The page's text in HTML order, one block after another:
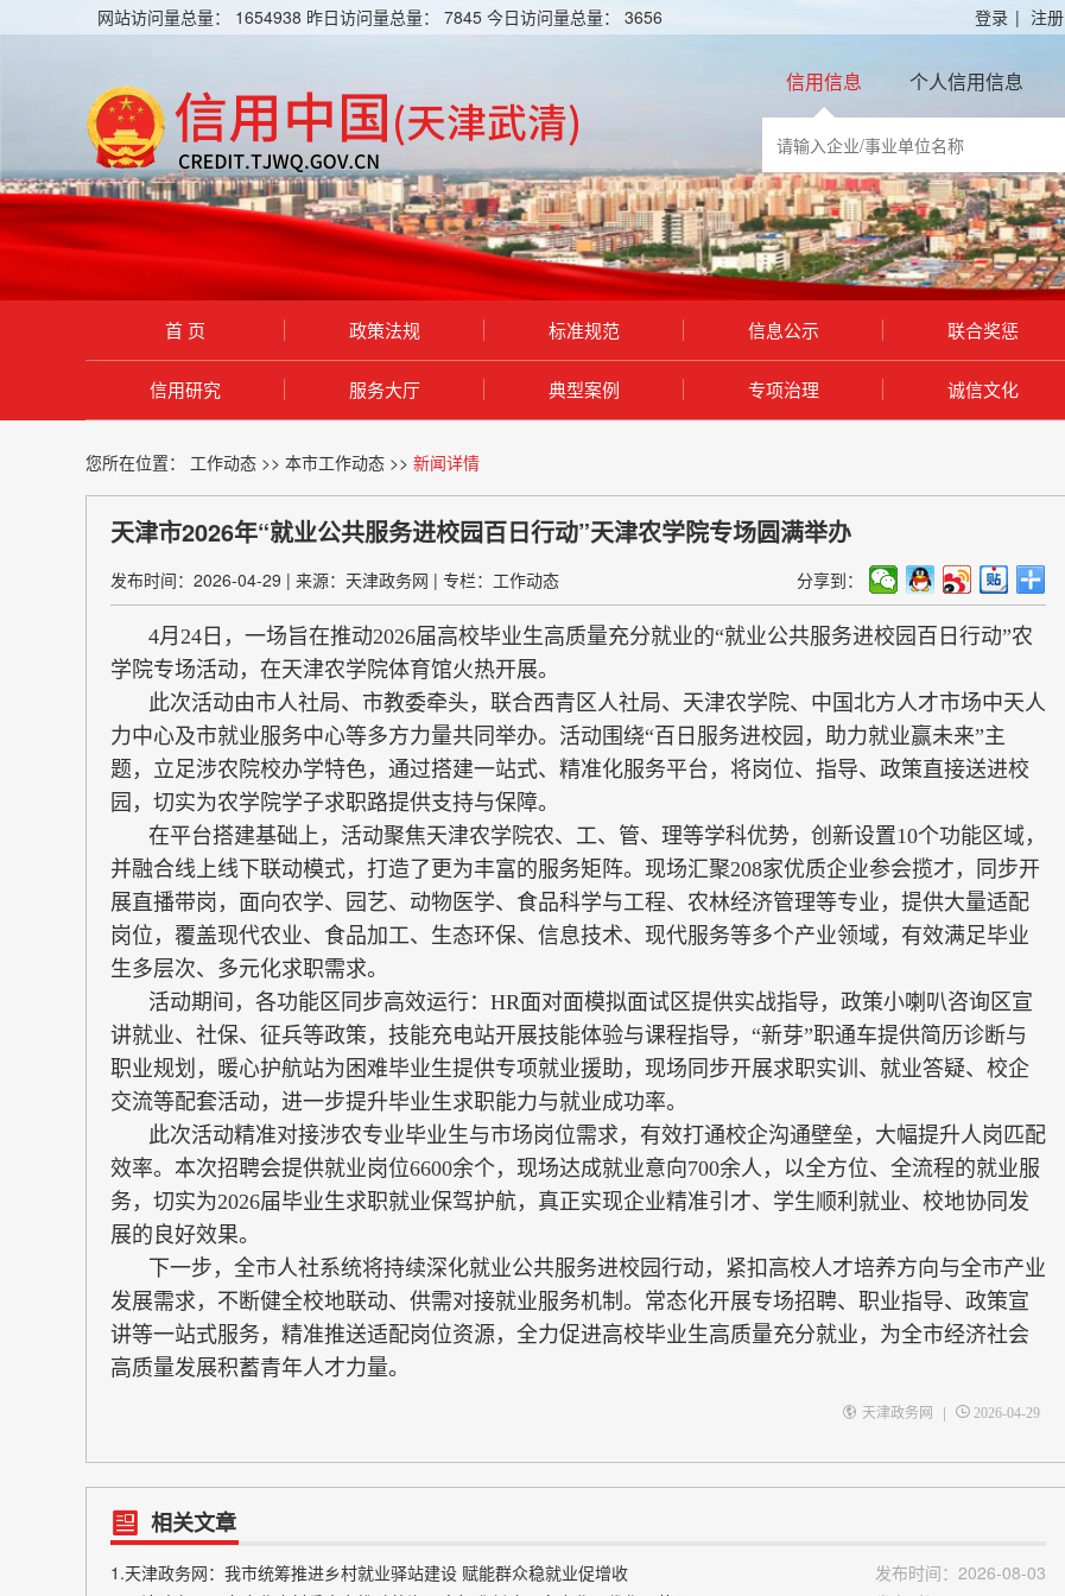
网站访问量总量： 1654938 昨日访问量总量： 7845 今日访问量总量： 3656 登录 | 注册
信用信息 个人信用信息
首 页 政策法规 标准规范 信息公示 联合奖惩
信用研究 服务大厅 典型案例 专项治理 诚信文化
您所在位置： 工作动态 >> 本市工作动态 >> 新闻详情
天津市2026年“就业公共服务进校园百日行动”天津农学院专场圆满举办
发布时间：2026-04-29 | 来源：天津政务网 | 专栏：工作动态 分享到：
4月24日，一场旨在推动2026届高校毕业生高质量充分就业的“就业公共服务进校园百日行动”农
学院专场活动，在天津农学院体育馆火热开展。
此次活动由市人社局、市教委牵头，联合西青区人社局、天津农学院、中国北方人才市场中天人
力中心及市就业服务中心等多方力量共同举办。活动围绕“百日服务进校园，助力就业赢未来”主
题，立足涉农院校办学特色，通过搭建一站式、精准化服务平台，将岗位、指导、政策直接送进校
园，切实为农学院学子求职路提供支持与保障。
在平台搭建基础上，活动聚焦天津农学院农、工、管、理等学科优势，创新设置10个功能区域，
并融合线上线下联动模式，打造了更为丰富的服务矩阵。现场汇聚208家优质企业参会揽才，同步开
展直播带岗，面向农学、园艺、动物医学、食品科学与工程、农林经济管理等专业，提供大量适配
岗位，覆盖现代农业、食品加工、生态环保、信息技术、现代服务等多个产业领域，有效满足毕业
生多层次、多元化求职需求。
活动期间，各功能区同步高效运行：HR面对面模拟面试区提供实战指导，政策小喇叭咨询区宣
讲就业、社保、征兵等政策，技能充电站开展技能体验与课程指导，“新芽”职通车提供简历诊断与
职业规划，暖心护航站为困难毕业生提供专项就业援助，现场同步开展求职实训、就业答疑、校企
交流等配套活动，进一步提升毕业生求职能力与就业成功率。
此次活动精准对接涉农专业毕业生与市场岗位需求，有效打通校企沟通壁垒，大幅提升人岗匹配
效率。本次招聘会提供就业岗位6600余个，现场达成就业意向700余人，以全方位、全流程的就业服
务，切实为2026届毕业生求职就业保驾护航，真正实现企业精准引才、学生顺利就业、校地协同发
展的良好效果。
下一步，全市人社系统将持续深化就业公共服务进校园行动，紧扣高校人才培养方向与全市产业
发展需求，不断健全校地联动、供需对接就业服务机制。常态化开展专场招聘、职业指导、政策宣
讲等一站式服务，精准推送适配岗位资源，全力促进高校毕业生高质量充分就业，为全市经济社会
高质量发展积蓄青年人才力量。
天津政务网 | 2026-04-29
相关文章
1.天津政务网：我市统筹推进乡村就业驿站建设 赋能群众稳就业促增收
发布时间：2026-08-03